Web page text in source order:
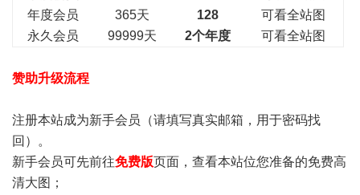
年度会员
365天 128
可看全站图
永久会员
99999天 2个年度 可看全站图
赞助升级流程
注册本站成为新手会员 （请填写真实邮箱，用于密码找
回）。
新手会员可先前往免费版页面，查看本站位您准备的免费高
清大图；